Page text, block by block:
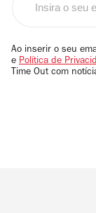
email
Ao inserir o seu
e Política de
Time Out com